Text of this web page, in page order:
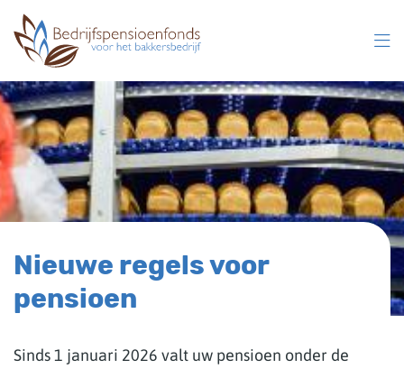
naar
inhoud
Nieuwe regels voor
pensioen
Sinds 1 januari 2026 valt uw pensioen onder de